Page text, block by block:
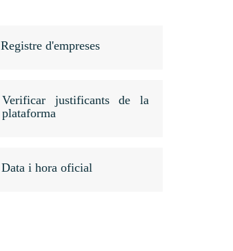
Registre d'empreses
Verificar justificants de la
plataforma
Data i hora oficial